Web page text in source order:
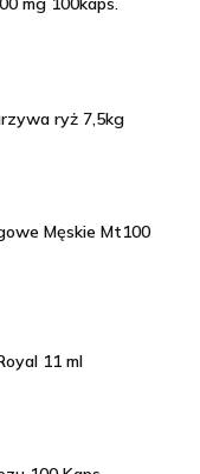
ryż 7,5kg
Męskie Mt100
11 ml